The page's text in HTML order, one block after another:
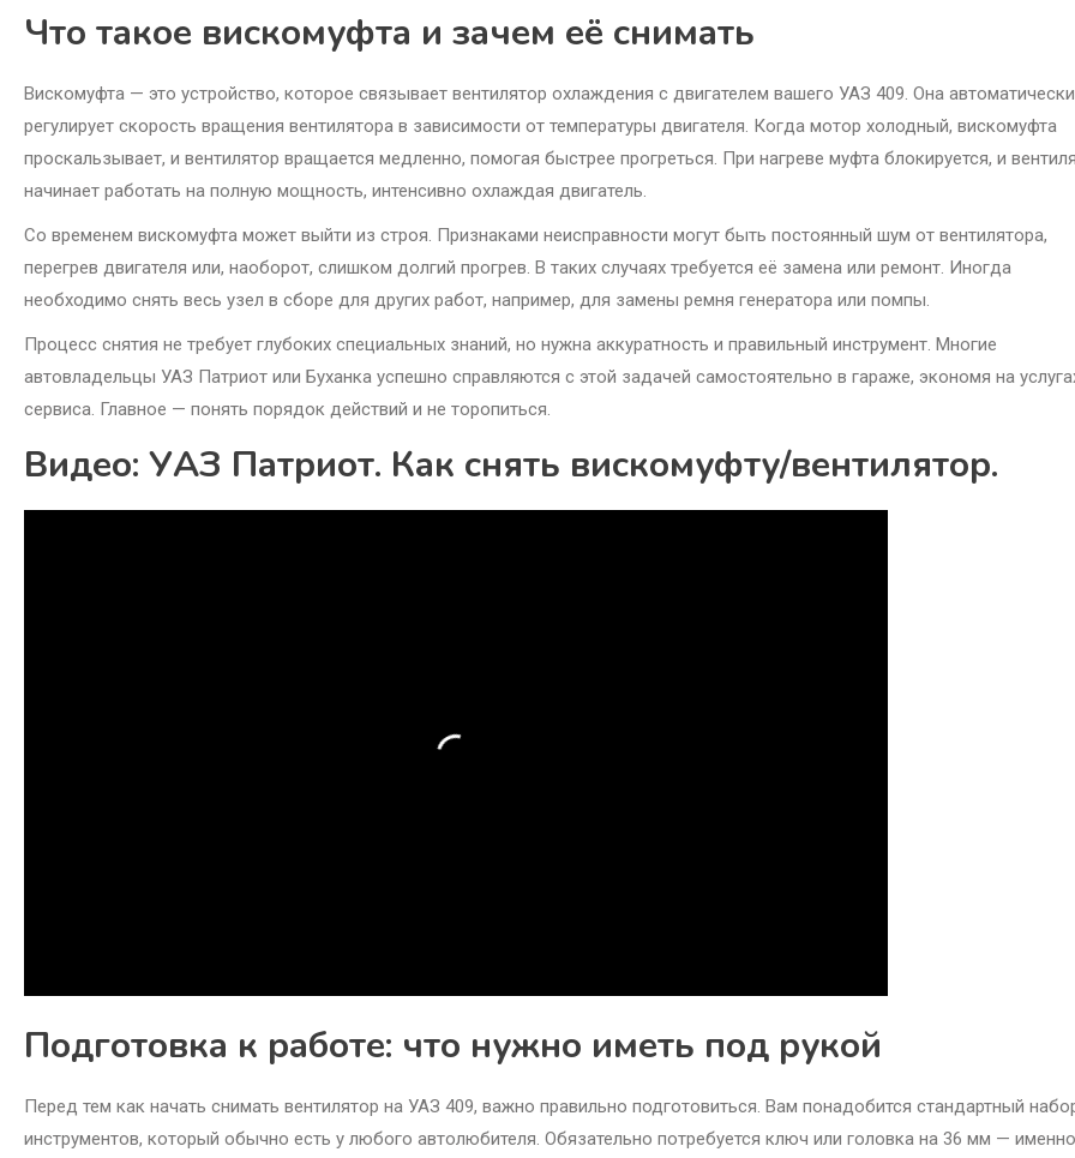
Что такое вискомуфта и зачем её снимать
Вискомуфта — это устройство, которое связывает вентилятор охлаждения с двигателем вашего УАЗ 409. Она автоматически
регулирует скорость вращения вентилятора в зависимости от температуры двигателя. Когда мотор холодный, вискомуфта
проскальзывает, и вентилятор вращается медленно, помогая быстрее прогреться. При нагреве муфта блокируется, и
начинает работать на полную мощность, интенсивно охлаждая двигатель.
Со временем вискомуфта может выйти из строя. Признаками неисправности могут быть постоянный шум от вентилятора,
перегрев двигателя или, наоборот, слишком долгий прогрев. В таких случаях требуется её замена или ремонт. Иногда
необходимо снять весь узел в сборе для других работ, например, для замены ремня генератора или помпы.
Процесс снятия не требует глубоких специальных знаний, но нужна аккуратность и правильный инструмент. Многие
автовладельцы УАЗ Патриот или Буханка успешно справляются с этой задачей самостоятельно в гараже, экономя на
сервиса. Главное — понять порядок действий и не торопиться.
Видео: УАЗ Патриот. Как снять вискомуфту/вентилятор.
Подготовка к работе: что нужно иметь под рукой
Перед тем как начать снимать вентилятор на УАЗ 409, важно правильно подготовиться. Вам понадобится стандартный
инструментов, который обычно есть у любого автолюбителя. Обязательно потребуется ключ или головка на 36 мм — именно